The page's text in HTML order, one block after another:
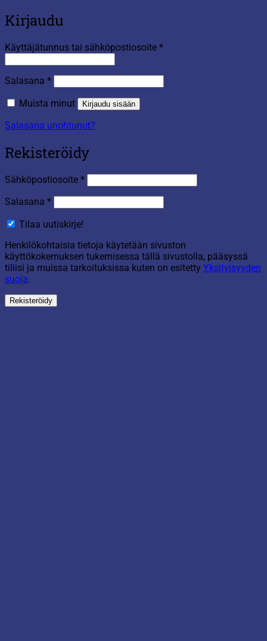
Kirjaudu
Käyttäjätunnus tai sähköpostiosoite *Vaaditaan
Salasana *Vaaditaan
Muista minut Kirjaudu sisään
Salasana unohtunut?
Rekisteröidy
Sähköpostiosoite *Vaaditaan
Salasana *Vaaditaan
Tilaa uutiskirje!
Henkilökohtaisia tietoja käytetään sivuston
käyttökokemuksen tukemisessa tällä sivustolla, pääsyssä
tiliisi ja muissa tarkoituksissa kuten on esitetty Yksityisyyden
suoja.
Rekisteröidy